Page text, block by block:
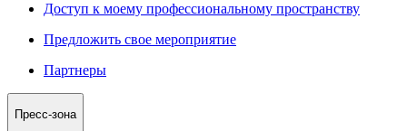
Доступ к моему профессиональному пространству
Предложить свое мероприятие
Партнеры
Пресс-зона